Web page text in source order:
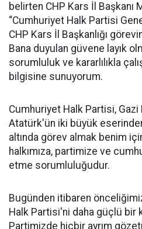
belirten CHP Kars İl Başkanı
“Cumhuriyet Halk Partisi
CHP Kars İl Başkanlığı
Bana duyulan güvene layık
sorumluluk ve kararlılıkla
bilgisine sunuyorum.
Cumhuriyet Halk Partisi,
Atatürk'ün iki büyük
altında görev almak benim
halkımıza, partimize ve
etme sorumluluğudur.
Bugünden itibaren
Halk Partisi'ni daha güçlü bir
Partimizde hiçbir ayrım